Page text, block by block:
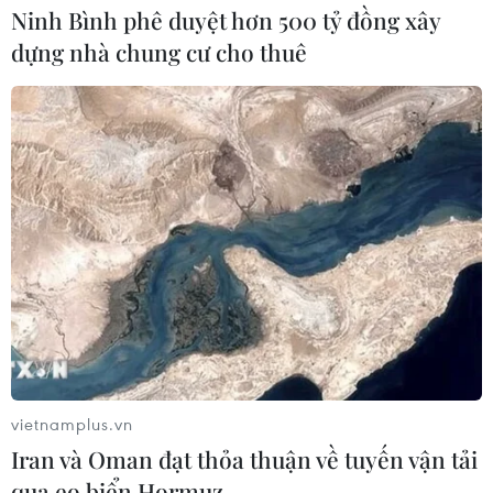
Đội tuyển Việt Nam nhận
thưởng 2 tỷ đồng sau thắng lợi trước
Indonesia
04/08/2026 04:16
Tuyển thủ Indonesia cúi đầu thành
khẩn xin lỗi người hâm mộ xứ vạn
đảo
04/08/2026 03:17
ASEAN Cup 2026: "Chìa khóa" giúp
tuyển Việt Nam quật ngã Indonesia
04/08/2026 03:05
Ninh Bình phê duyệt hơn 500 tỷ đồng xây
dựng nhà chung cư cho thuê
vietnamplus.vn
Iran và Oman đạt thỏa thuận về tuyến vận tải